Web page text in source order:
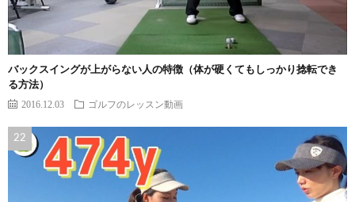
バックスイングが上がらない人の特徴（体が硬くてもしっかり捻転でき
る方法）
2016.12.03 ゴルフのレッスン動画